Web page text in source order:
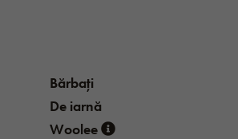
Bărbați
De iarnă
Woolee